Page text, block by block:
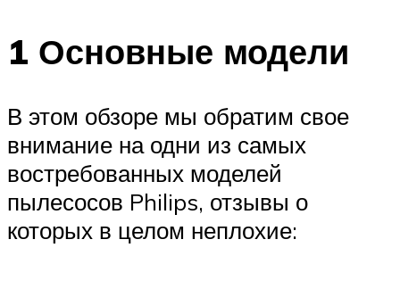
1 Основные модели
В этом обзоре мы обратим свое
внимание на одни из самых
востребованных моделей
пылесосов Philips, отзывы о
которых в целом неплохие: